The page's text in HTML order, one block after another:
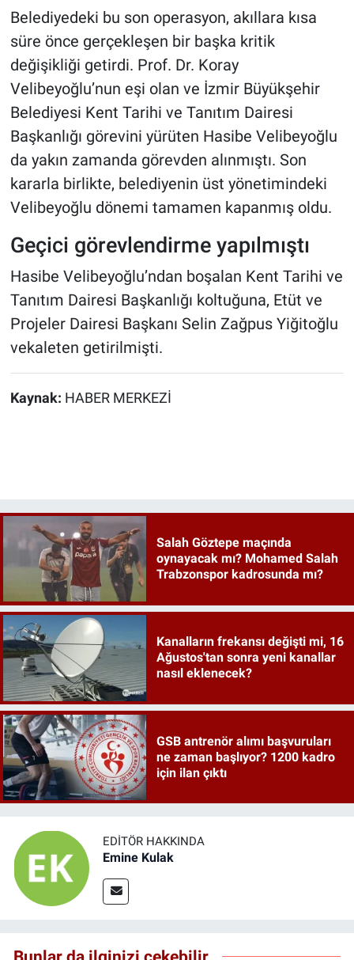
Belediyedeki bu son operasyon, akıllara kısa
süre önce gerçekleşen bir başka kritik
değişikliği getirdi. Prof. Dr. Koray
Velibeyoğlu’nun eşi olan ve İzmir Büyükşehir
Belediyesi Kent Tarihi ve Tanıtım Dairesi
Başkanlığı görevini yürüten Hasibe Velibeyoğlu
da yakın zamanda görevden alınmıştı. Son
kararla birlikte, belediyenin üst yönetimindeki
Velibeyoğlu dönemi tamamen kapanmış oldu.
Geçici görevlendirme yapılmıştı
Hasibe Velibeyoğlu’ndan boşalan Kent Tarihi ve
Tanıtım Dairesi Başkanlığı koltuğuna, Etüt ve
Projeler Dairesi Başkanı Selin Zağpus Yiğitoğlu
vekaleten getirilmişti.
Kaynak: HABER MERKEZİ
Salah Göztepe maçında
oynayacak mı? Mohamed Salah
Trabzonspor kadrosunda mı?
Kanalların frekansı değişti mi, 16
Ağustos'tan sonra yeni kanallar
nasıl eklenecek?
GSB antrenör alımı başvuruları
ne zaman başlıyor? 1200 kadro
için ilan çıktı
EDITÖR HAKKINDA
Emine Kulak